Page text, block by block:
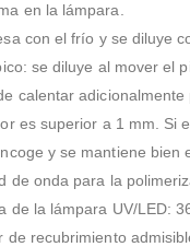
en la lámpara.
con el frío y se diluye
se diluye al mover el
calentar adicionalmente
es superior a 1 mm. Si
y se mantiene bien
de onda para la
de la lámpara UV/LED:
de recubrimiento